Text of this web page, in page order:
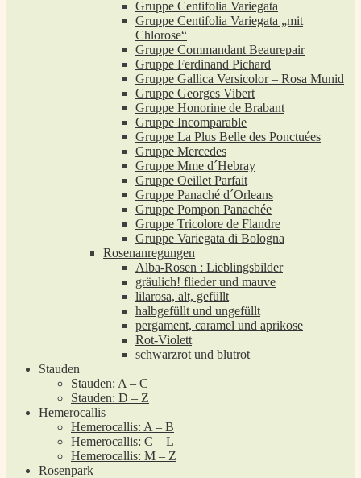
Gruppe Centifolia Variegata
Gruppe Centifolia Variegata „mit
Chlorose“
Gruppe Commandant Beaurepair
Gruppe Ferdinand Pichard
Gruppe Gallica Versicolor – Rosa Munid
Gruppe Georges Vibert
Gruppe Honorine de Brabant
Gruppe Incomparable
Gruppe La Plus Belle des Ponctuées
Gruppe Mercedes
Gruppe Mme d´Hebray
Gruppe Oeillet Parfait
Gruppe Panaché d´Orleans
Gruppe Pompon Panachée
Gruppe Tricolore de Flandre
Gruppe Variegata di Bologna
Rosenanregungen
Alba-Rosen : Lieblingsbilder
gräulich! flieder und mauve
lilarosa, alt, gefüllt
halbgefüllt und ungefüllt
pergament, caramel und aprikose
Rot-Violett
schwarzrot und blutrot
Stauden
Stauden: A – C
Stauden: D – Z
Hemerocallis
Hemerocallis: A – B
Hemerocallis: C – L
Hemerocallis: M – Z
Rosenpark